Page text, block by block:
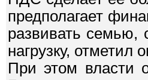
предполагает
развивать семью,
нагрузку, отметил
При этом власти